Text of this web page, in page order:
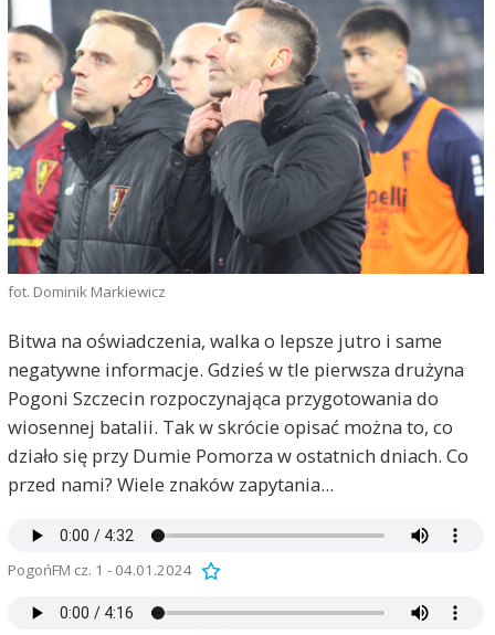
fot. Dominik Markiewicz
Bitwa na oświadczenia, walka o lepsze jutro i same
negatywne informacje. Gdzieś w tle pierwsza drużyna
Pogoni Szczecin rozpoczynająca przygotowania do
wiosennej batalii. Tak w skrócie opisać można to, co
działo się przy Dumie Pomorza w ostatnich dniach. Co
przed nami? Wiele znaków zapytania...
PogońFM cz. 1 - 04.01.2024